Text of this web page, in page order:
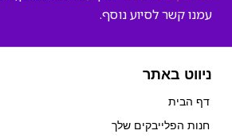
עמנו קשר לסיוע נוסף.
ניווט באתר
דף הבית
חנות הפלייבקים שלך